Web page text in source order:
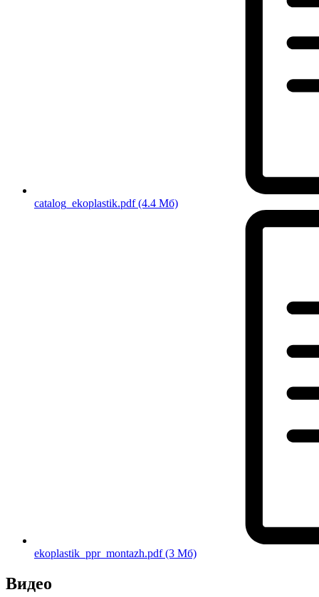
catalog_ekoplastik.pdf(4.4 Мб)
ekoplastik_ppr_montazh.pdf(3 Мб)
Видео